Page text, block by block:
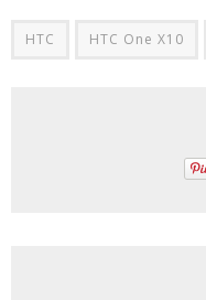
HTC HTC One X10